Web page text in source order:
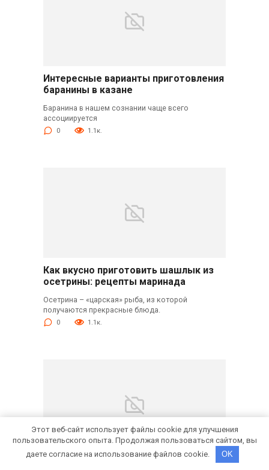
Интересные варианты приготовления
баранины в казане
Баранина в нашем сознании чаще всего
ассоциируется
0 1.1к.
Как вкусно приготовить шашлык из
осетрины: рецепты маринада
Осетрина – «царская» рыба, из которой
получаются прекрасные блюда.
0 1.1к.
Рецепты щуки на гриле, костре и
Этот веб-сайт использует файлы cookie для улучшения
пользовательского опыта. Продолжая пользоваться сайтом, вы
даете согласие на использование файлов cookie.
OK